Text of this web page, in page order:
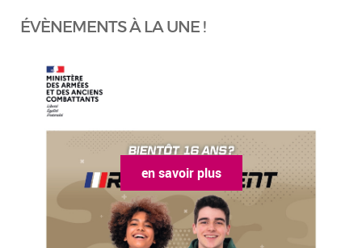
ÉVÈNEMENTS À LA UNE !
en savoir plus